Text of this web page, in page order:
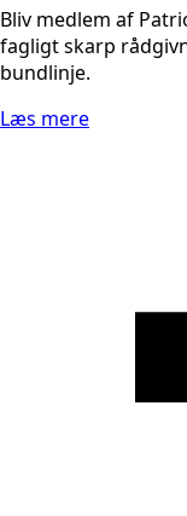
Bliv medlem af
fagligt skarp
bundlinje.
Læs mere